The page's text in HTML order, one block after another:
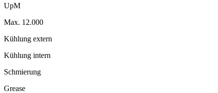
UpM
Max. 12.000
Kühlung extern
Kühlung intern
Schmierung
Grease